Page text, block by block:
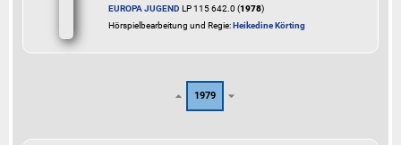
EUROPA JUGEND LP 115 642.0 (1978)
Hörspielbearbeitung und Regie:Heikedine Körting
1979